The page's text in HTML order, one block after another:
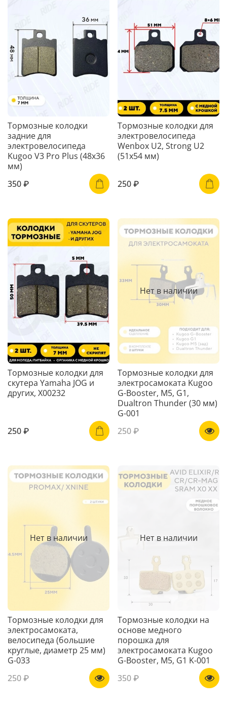
Тормозные колодки
задние для
электровелосипеда
Kugoo V3 Pro Plus (48x36
мм)
350 ₽
Тормозные колодки для
электровелосипеда
Wenbox U2, Strong U2
(51x54 мм)
250 ₽
Тормозные колодки для
скутера Yamaha JOG и
других, X00232
250 ₽
Нет в наличии
Тормозные колодки для
электросамоката Kugoo
G-Booster, M5, G1,
Dualtron Thunder (30 мм)
G-001
250 ₽
Нет в наличии
Тормозные колодки для
электросамоката,
велосипеда (большие
круглые, диаметр 25 мм)
G-033
250 ₽
Нет в наличии
Тормозные колодки на
основе медного
порошка для
электросамоката Kugoo
G-Booster, M5, G1 K-001
350 ₽